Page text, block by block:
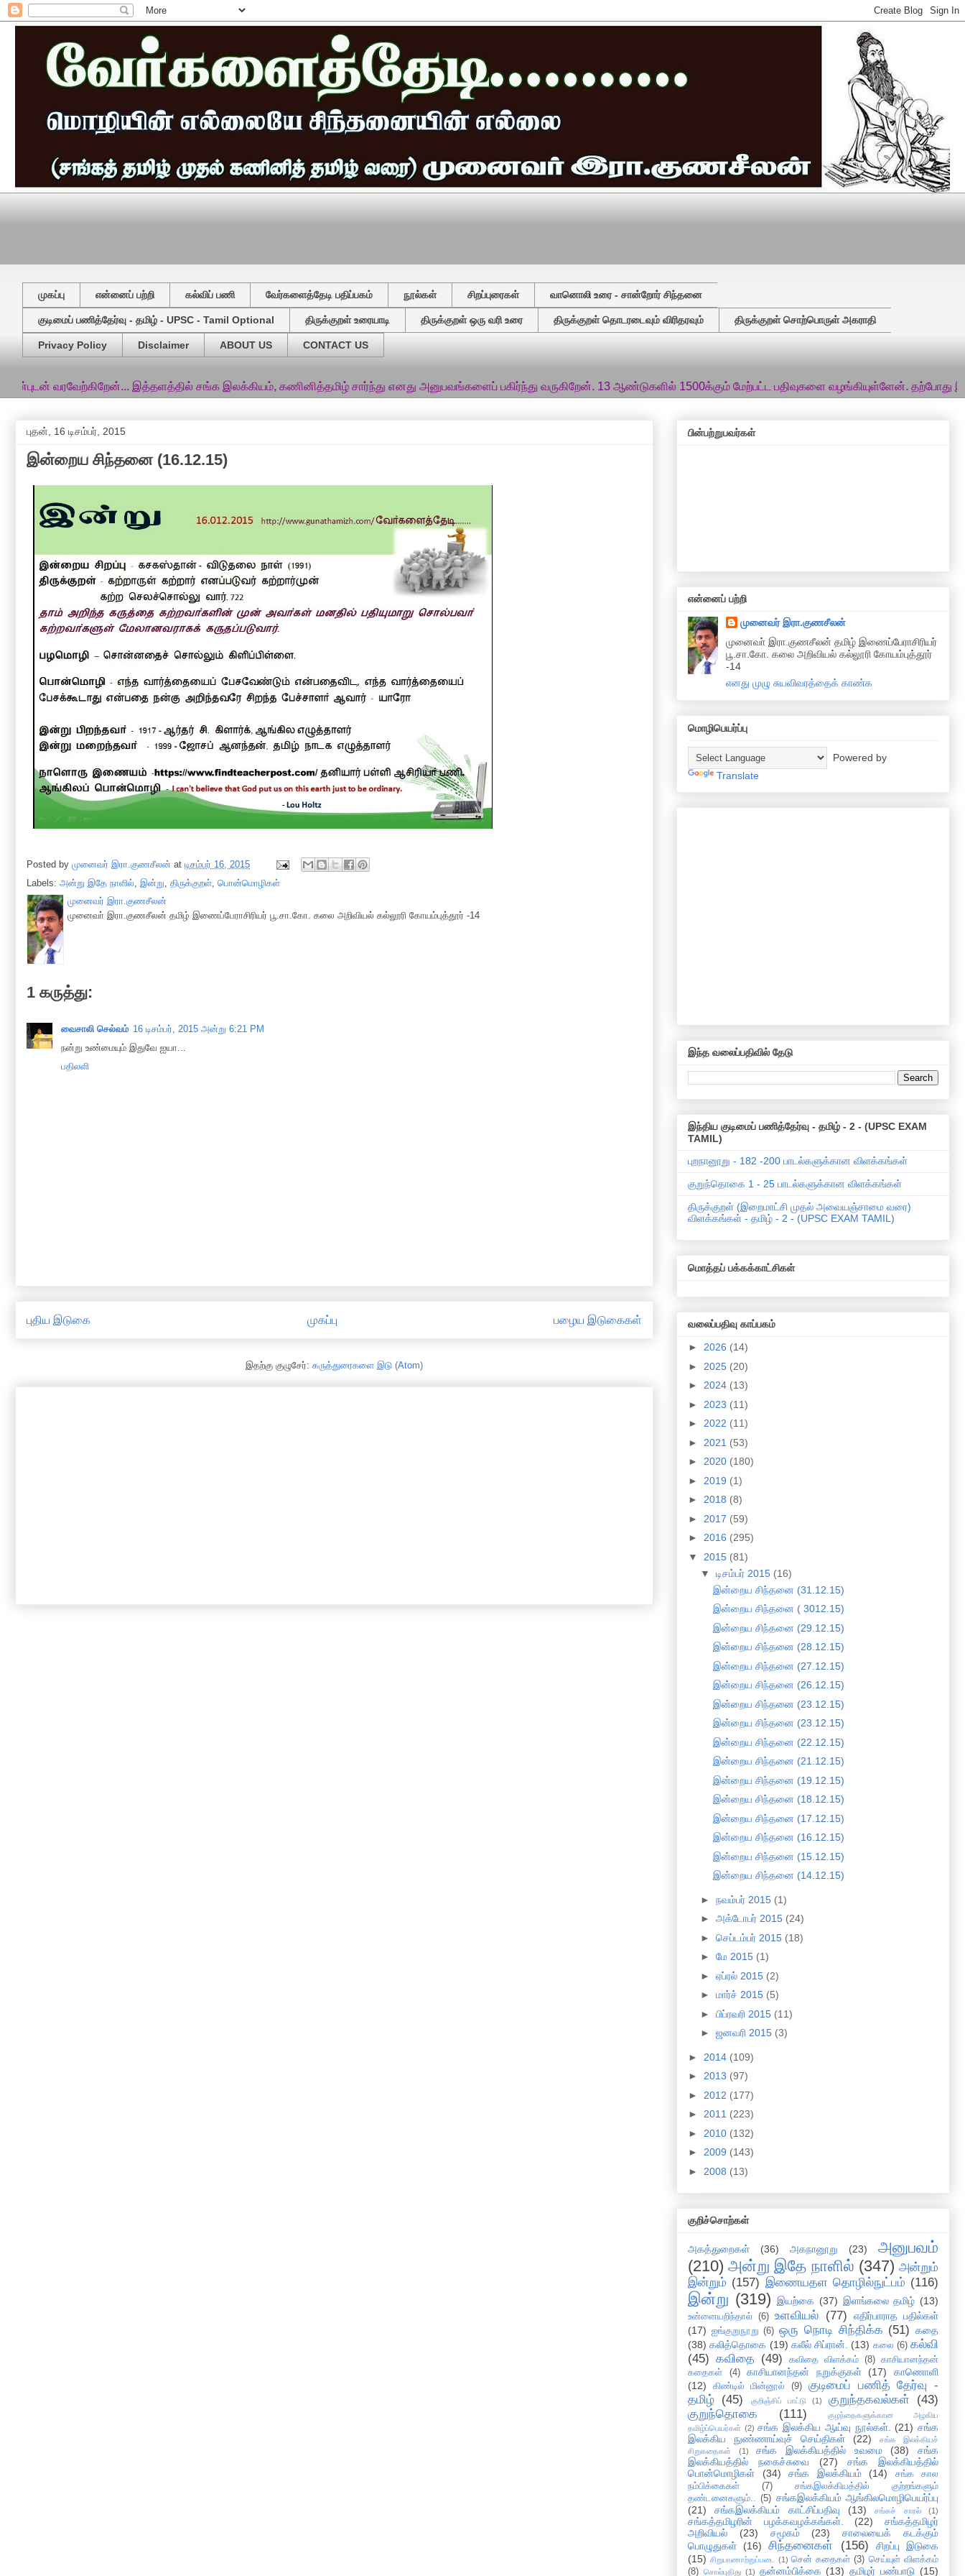
முகப்பு என்னைப் பற்றி கல்விப் பணி வேர்களைத்தேடி பதிப்பகம் நூல்கள் சிறப்புரைகள் வானொலி உரை - சான்றோர் சிந்தனை
குடிமைப் பணித்தேர்வு - தமிழ் - UPSC - Tamil Optional திருக்குறள் உரையாடி திருக்குறள் ஒரு வரி உரை திருக்குறள் தொடரடைவும் விரிதரவும் திருக்குறள் சொற்பொருள் அகராதி
Privacy Policy Disclaimer ABOUT US CONTACT US
இத்தளத்தில் சங்க இலக்கியம், கணினித்தமிழ் சார்ந்து எனது அனுபவங்களைப் பகிர்ந்து வருகிறேன். 13 ஆண்டுகளில் 1500க்கும் மேற்பட்ட பதிவுகளை வழங்கியுள்ளேன். தற்போது இந்தியக்
புதன், 16 டிசம்பர், 2015
இன்றைய சிந்தனை (16.12.15)
Posted by முனைவர் இரா.குணசீலன் at டிசம்பர் 16, 2015
Labels: அன்று இதே நாளில், இன்று, திருக்குறள், பொன்மொழிகள்
முனைவர் இரா.குணசீலன்
முனைவா் இரா.குணசீலன் தமிழ் இணைப்பேராசிரியர் பூ.சா.கோ. கலை அறிவியல் கல்லூரி கோயம்புத்தூர் -14
1 கருத்து:
வைசாலி செல்வம் 16 டிசம்பர், 2015 அன்று 6:21 PM
நன்று உண்மையும் இதுவே ஐயா...
பதிலளி
புதிய இடுகை பழைய இடுகைகள்
முகப்பு
இதற்கு குழுசேர்: கருத்துரைகளை இடு (Atom)
பின்பற்றுபவர்கள்
என்னைப் பற்றி
முனைவர் இரா.குணசீலன்
முனைவா் இரா.குணசீலன் தமிழ் இணைப்பேராசிரியர்
பூ.சா.கோ. கலை அறிவியல் கல்லூரி கோயம்புத்தூர்
-14
எனது முழு சுயவிவரத்தைக் காண்க
மொழிபெயர்ப்பு
Powered by
Translate
இந்த வலைப்பதிவில் தேடு
இந்திய குடிமைப் பணித்தேர்வு - தமிழ் - 2 - (UPSC EXAM
TAMIL)
புறநானூறு - 182 -200 பாடல்களுக்கான விளக்கங்கள்
குறுந்தொகை 1 - 25 பாடல்களுக்கான விளக்கங்கள்
திருக்குறள் (இறைமாட்சி முதல் அவையஞ்சாமை வரை)
விளக்கங்கள் - தமிழ் - 2 - (UPSC EXAM TAMIL)
மொத்தப் பக்கக்காட்சிகள்
வலைப்பதிவு காப்பகம்
► 2026 (14)
► 2025 (20)
► 2024 (13)
► 2023 (11)
► 2022 (11)
► 2021 (53)
► 2020 (180)
► 2019 (1)
► 2018 (8)
► 2017 (59)
► 2016 (295)
▼ 2015 (81)
▼ டிசம்பர் 2015 (16)
இன்றைய சிந்தனை (31.12.15)
இன்றைய சிந்தனை ( 3012.15)
இன்றைய சிந்தனை (29.12.15)
இன்றைய சிந்தனை (28.12.15)
இன்றைய சிந்தனை (27.12.15)
இன்றைய சிந்தனை (26.12.15)
இன்றைய சிந்தனை (23.12.15)
இன்றைய சிந்தனை (23.12.15)
இன்றைய சிந்தனை (22.12.15)
இன்றைய சிந்தனை (21.12.15)
இன்றைய சிந்தனை (19.12.15)
இன்றைய சிந்தனை (18.12.15)
இன்றைய சிந்தனை (17.12.15)
இன்றைய சிந்தனை (16.12.15)
இன்றைய சிந்தனை (15.12.15)
இன்றைய சிந்தனை (14.12.15)
► நவம்பர் 2015 (1)
► அக்டோபர் 2015 (24)
► செப்டம்பர் 2015 (18)
► மே 2015 (1)
► ஏப்ரல் 2015 (2)
► மார்ச் 2015 (5)
► பிப்ரவரி 2015 (11)
► ஜனவரி 2015 (3)
► 2014 (109)
► 2013 (97)
► 2012 (177)
► 2011 (223)
► 2010 (132)
► 2009 (143)
► 2008 (13)
குறிச்சொற்கள்
அகத்துறைகள் (36) அகநானூறு (23)
அனுபவம்
(210) அன்று இதே நாளில் (347) அன்றும்
இன்றும் (157) இணையதள தொழில்நுட்பம் (116)
இன்று (319) இயற்கை (37) இளங்கலை தமிழ் (13)
உன்னையறிந்தால் (6) உளவியல் (77)
எதிர்பாராத பதில்கள்
(17) ஐங்குறுநூறு (6) ஒரு நொடி சிந்திக்க (51) கதை
(38) கலித்தொகை (19) கலீல் சிப்ரான். (13) கலை (6) கல்வி
(45) கவிதை (49) கவிதை விளக்கம் (8) காசியானந்தன்
கதைகள்
(4) காசியானந்தன் நறுக்குகள் (17)
காணொளி
(12)
கிண்டில் மின்னூல் (9)
குடிமைப் பணித் தேர்வு -
தமிழ் (45) குறிஞ்சிப் பாட்டு (1) குறுந்தகவல்கள்
(43)
குறுந்தொகை
(111)
குழந்தைகளுக்கான அழகிய
தமிழ்ப்பெயர்கள் (2) சங்க இலக்கிய ஆய்வு நூல்கள். (21) சங்க
இலக்கிய நுண்ணாய்வுச் செய்திகள்
(22)
சங்க இலக்கியச்
சிறுகதைகள்
(1) சங்க இலக்கியத்தில் உவமை (38)
சங்க
இலக்கியத்தில் நகைச்சுவை
(27)
சங்க இலக்கியத்தில்
பொன்மொழிகள்
(34) சங்க இலக்கியம் (14)
சங்க கால
நம்பிக்கைகள்
(7)
சங்கஇலக்கியத்தில் குற்றங்களும்
தண்டனைகளும்.. (5) சங்கஇலக்கியம் ஆங்கிலமொழிபெயர்ப்பு
(21)
சங்கஇலக்கியம் காட்சிப்பதிவு (13) சங்கச் சாரல் (1)
சங்கத்தமிழரின் பழக்கவழக்கங்கள். (22)
சங்கத்தமிழர்
அறிவியல்
(23) சமூகம் (23)
சாலையைக் கடக்கும்
பொழுதுகள்
(16) சிந்தனைகள் (156)
சிறப்பு இடுகை
(15) சிறுபாணாற்றுப்படை (1) சென் கதைகள் (3) செய்யுள் விளக்கம்
(8) சொல்புதிது (1) தன்னம்பிக்கை (13) தமிழர் பண்பாடு (15)